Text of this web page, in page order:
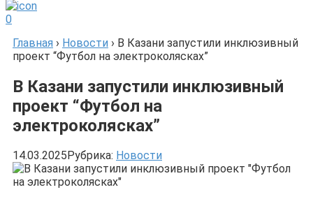
0
Главная › Новости › В Казани запустили инклюзивный
проект “Футбол на электроколясках”
В Казани запустили инклюзивный
проект “Футбол на
электроколясках”
14.03.2025 Рубрика: Новости